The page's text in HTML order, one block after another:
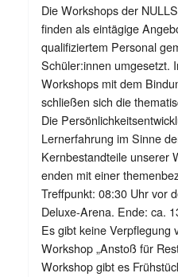
Die Workshops der
finden als eintägige
qualifiziertem Personal
Schüler:innen umgesetzt.
Workshops mit dem
schließen sich die
Die
Lernerfahrung im Sinne
Kernbestandteile unserer
enden mit einer
Treffpunkt: 08:30 Uhr vor
Deluxe-Arena. Ende: ca.
Es gibt keine Verpflegung
Workshop „Anstoß für
Workshop gibt es